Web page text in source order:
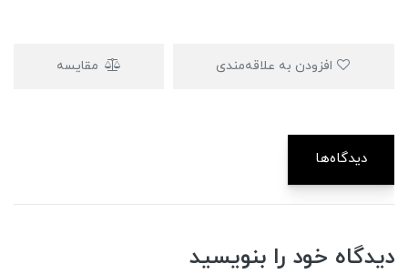
مقایسه
دیدگاه‌ها
دیدگاه خود را بنویسید